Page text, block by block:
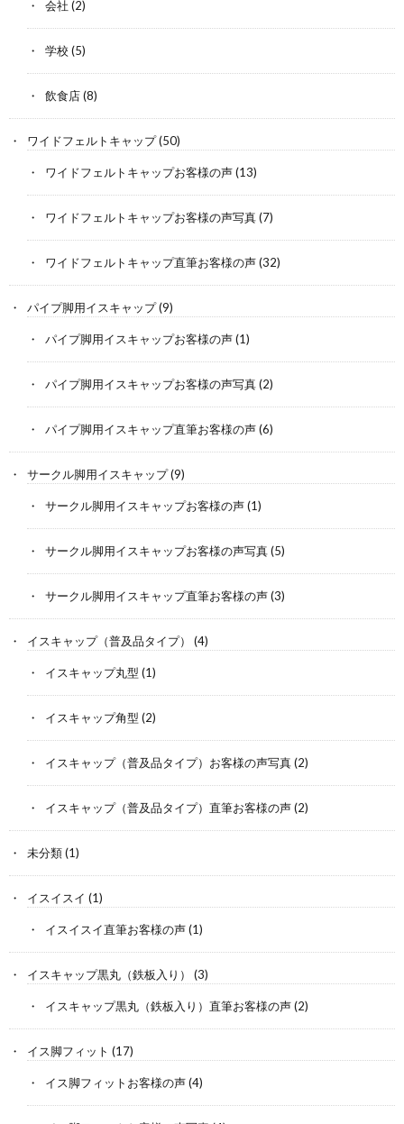
会社 (2)
学校 (5)
飲食店(8)
ワイドフェルトキャップ(50)
ワイドフェルトキャップお客様の声(13)
ワイドフェルトキャップお客様の声写真(7)
ワイドフェルトキャップ直筆お客様の声(32)
パイプ脚用イスキャップ(9)
パイプ脚用イスキャップお客様の声(1)
パイプ脚用イスキャップお客様の声写真(2)
パイプ脚用イスキャップ直筆お客様の声(6)
サークル脚用イスキャップ(9)
サークル脚用イスキャップお客様の声(1)
サークル脚用イスキャップお客様の声写真(5)
サークル脚用イスキャップ直筆お客様の声(3)
イスキャップ（普及品タイプ） (4)
イスキャップ丸型 (1)
イスキャップ角型 (2)
イスキャップ（普及品タイプ）お客様の声写真(2)
イスキャップ（普及品タイプ）直筆お客様の声(2)
未分類(1)
イスイスイ (1)
イスイスイ直筆お客様の声(1)
イスキャップ黒丸（鉄板入り） (3)
イスキャップ黒丸（鉄板入り）直筆お客様の声(2)
イス脚フィット (17)
イス脚フィットお客様の声(4)